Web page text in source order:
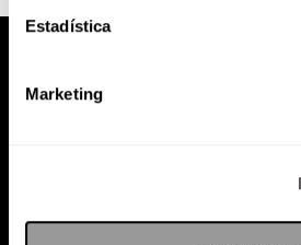
Estadística
Marketing
Política de
PODCAST RADIO